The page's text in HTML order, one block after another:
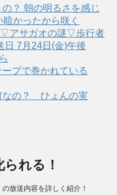
？ 朝の明るさを感じ
かったから咲く
▽アサガオの謎▽歩行者
7月24日(金)午後
プで巻かれている
なの？ ひょんの実
れる！
放送内容を詳しく紹介！